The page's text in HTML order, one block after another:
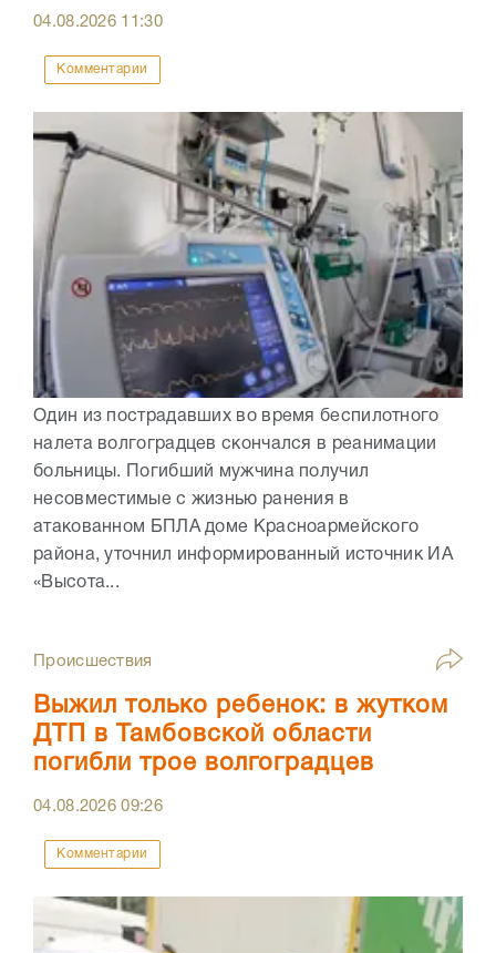
04.08.2026 11:30
Комментарии
Один из пострадавших во время беспилотного
налета волгоградцев скончался в реанимации
больницы. Погибший мужчина получил
несовместимые с жизнью ранения в
атакованном БПЛА доме Красноармейского
района, уточнил информированный источник ИА
«Высота...
Происшествия
Выжил только ребенок: в жутком
ДТП в Тамбовской области
погибли трое волгоградцев
04.08.202609:26
Комментарии